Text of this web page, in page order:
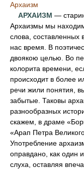
Архаизм
АРХАИЗМ —
Архаизмы мы
слова, составленных
нас время. В
двоякою целью. Во
колорита времени,
происходит в более
речи жили понятия,
забытые. Таковы
разнообразных
скажем, в драме
«Арап Петра
Употребление
оправдано, как один
слуха, оставляя